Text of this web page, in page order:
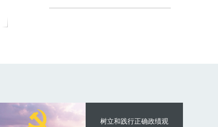
树立和践行正确政绩观